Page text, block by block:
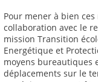
Pour mener à bien
collaboration avec le
mission Transition
Energétique et
moyens bureautiques
déplacements sur le